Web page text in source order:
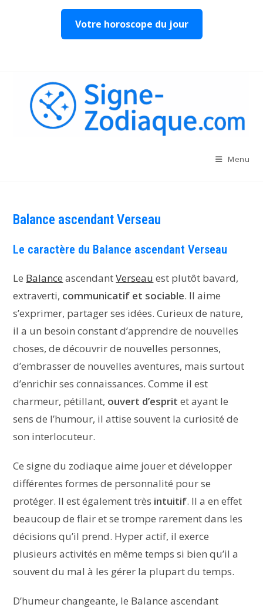
Votre horoscope du jour
Menu
Balance ascendant Verseau
Le caractère du Balance ascendant Verseau
Le Balance ascendantVerseau est plutôt bavard,
extraverti, communicatif et sociable. Il aime
s’exprimer, partager ses idées. Curieux de nature,
il a un besoin constant d’apprendre de nouvelles
choses, de découvrir de nouvelles personnes,
d’embrasser de nouvelles aventures, mais surtout
d’enrichir ses connaissances. Comme il est
charmeur, pétillant, ouvert d’esprit et ayant le
sens de l’humour, il attise souvent la curiosité de
son interlocuteur.
Ce signe du zodiaque aime jouer et développer
différentes formes de personnalité pour se
protéger. Il est également très intuitif. Il a en effet
beaucoup de flair et se trompe rarement dans les
décisions qu’il prend. Hyper actif, il exerce
plusieurs activités en même temps si bien qu’il a
souvent du mal à les gérer la plupart du temps.
D’humeur changeante, le Balance ascendant